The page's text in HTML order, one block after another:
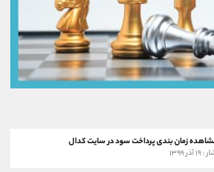
زمان بندی پرداخت سود در سایت کدال
۱۳۹۹